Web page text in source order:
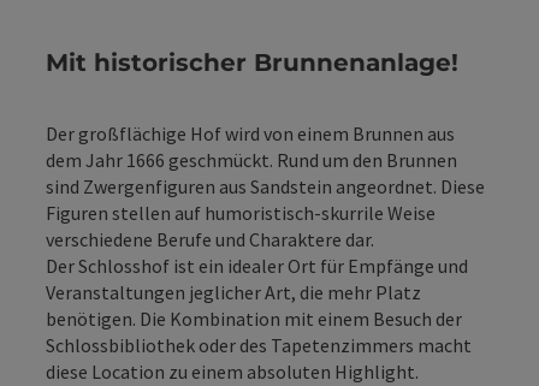
Mit historischer Brunnenanlage!
Der großflächige Hof wird von einem Brunnen aus
dem Jahr 1666 geschmückt. Rund um den Brunnen
sind Zwergenfiguren aus Sandstein angeordnet. Diese
Figuren stellen auf humoristisch-skurrile Weise
verschiedene Berufe und Charaktere dar.
Der Schlosshof ist ein idealer Ort für Empfänge und
Veranstaltungen jeglicher Art, die mehr Platz
benötigen. Die Kombination mit einem Besuch der
Schlossbibliothek oder des Tapetenzimmers macht
diese Location zu einem absoluten Highlight.